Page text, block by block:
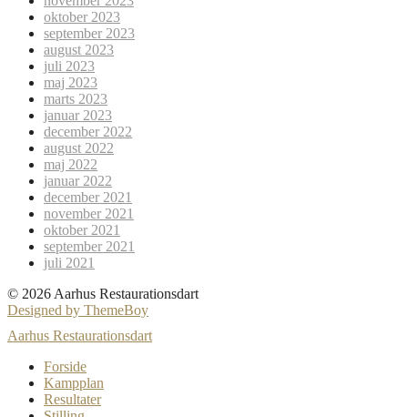
oktober 2023
september 2023
august 2023
juli 2023
maj 2023
marts 2023
januar 2023
december 2022
august 2022
maj 2022
januar 2022
december 2021
november 2021
oktober 2021
september 2021
juli 2021
© 2026 Aarhus Restaurationsdart
Designed by ThemeBoy
Aarhus Restaurationsdart
Forside
Kampplan
Resultater